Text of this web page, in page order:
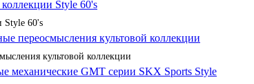
Style 60's
культовой коллекции